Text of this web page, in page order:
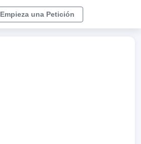
Empieza una Petición